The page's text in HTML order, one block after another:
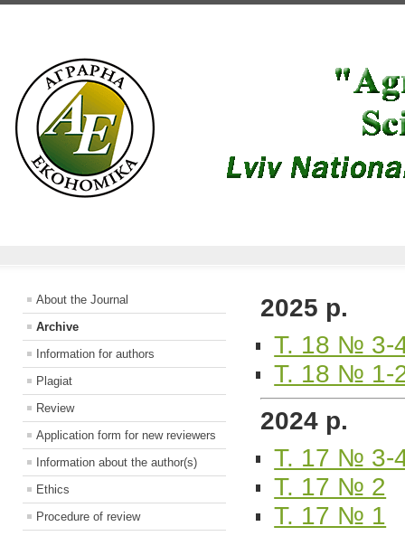
About the Journal
Archive
Information for authors
Plagiat
Review
Application form for new reviewers
Information about the author(s)
Ethics
Procedure of review
2025 р.
Т. 18 № 3-
Т. 18 № 1-
2024 р.
Т. 17 № 3-
Т. 17 № 2
Т. 17 № 1